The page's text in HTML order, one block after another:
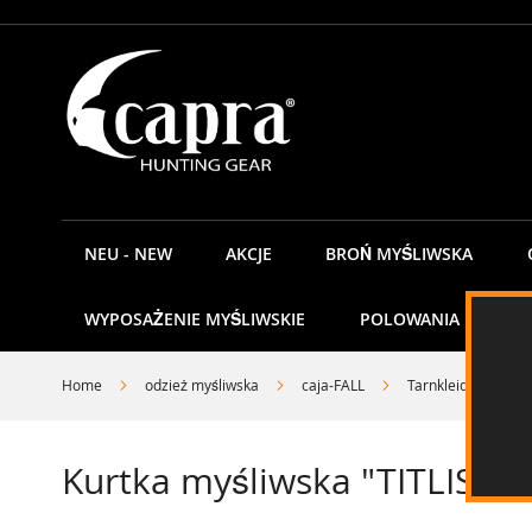
Przejdź
treści
NEU - NEW AKCJE BROŃ MYŚLIWSKA
WYPOSAŻENIE MYŚLIWSKIE POLOWANIA
Home odzież myśliwska caja-FALL Tarnkleidung
Kurtka myśliwska "TITLIS"